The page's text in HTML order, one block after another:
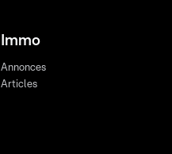
Immo
Annonces
Articles